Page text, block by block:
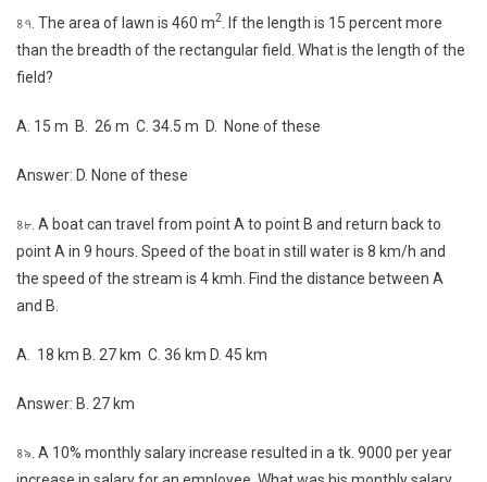
৪৭. The area of lawn is 460 m2
. If the length is 15 percent more
than the breadth of the rectangular field. What is the length of the
field?
A. 15 m B. 26 m C. 34.5 m D. None of these
Answer: D. None of these
৪৮. A boat can travel from point A to point B and return back to
point A in 9 hours. Speed of the boat in still water is 8 km/h and
the speed of the stream is 4 kmh. Find the distance between A
and B.
A. 18 km B. 27 km C. 36 km D. 45 km
Answer: B. 27 km
৪৯. A 10% monthly salary increase resulted in a tk. 9000 per year